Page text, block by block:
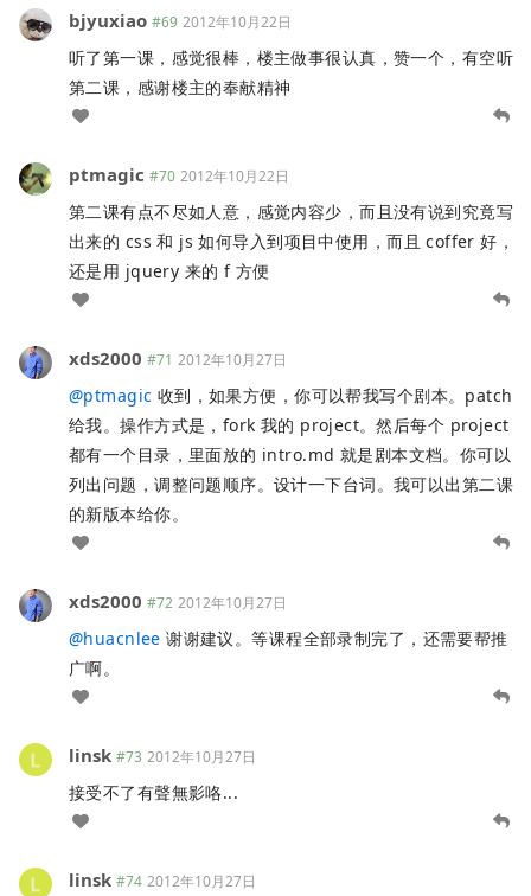
bjyuxiao #69 2012年10月22日
听了第一课，感觉很棒，楼主做事很认真，赞一个，有空听
第二课，感谢楼主的奉献精神
ptmagic #70 2012年10月22日
第二课有点不尽如人意，感觉内容少，而且没有说到究竟写
出来的 css 和 js 如何导入到项目中使用，而且 coffer 好，
还是用 jquery 来的 f 方便
xds2000 #71 2012年10月27日
@ptmagic 收到，如果方便，你可以帮我写个剧本。patch
给我。操作方式是，fork 我的 project。然后每个 project
都有一个目录，里面放的 intro.md 就是剧本文档。你可以
列出问题，调整问题顺序。设计一下台词。我可以出第二课
的新版本给你。
xds2000 #72 2012年10月27日
@huacnlee 谢谢建议。等课程全部录制完了，还需要帮推
广啊。
linsk #73 2012年10月27日
接受不了有聲無影咯...
linsk #74 2012年10月27日